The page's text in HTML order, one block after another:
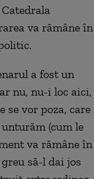
va rămâne în
a fost un
nu, nu-i loc aici,
vor poza, care
(cum le
va rămâne în
să-l dai jos